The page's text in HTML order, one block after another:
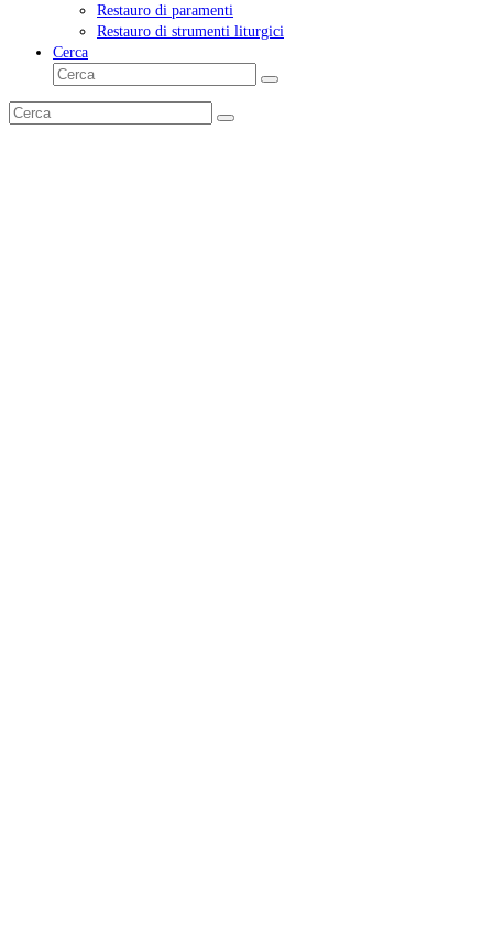
Restauro di paramenti
Restauro di strumenti liturgici
Cerca
Cerca
Invia
Cerca
Invia